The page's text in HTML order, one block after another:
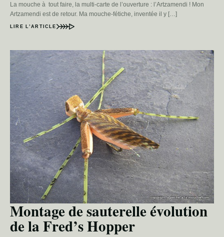
La mouche à tout faire, la multi-carte de l’ouverture : l’Artzamendi ! Mon
Artzamendi est de retour. Ma mouche-fétiche, inventée il y […]
LIRE L’ARTICLE
Montage de sauterelle évolution
de la Fred’s Hopper